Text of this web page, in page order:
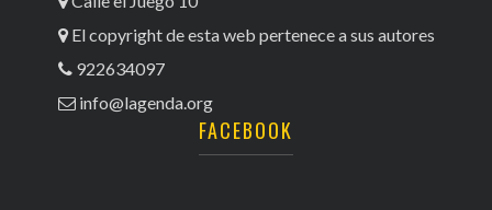
El copyright de esta web pertenece a sus autores
922634097
info@lagenda.org
FACEBOOK